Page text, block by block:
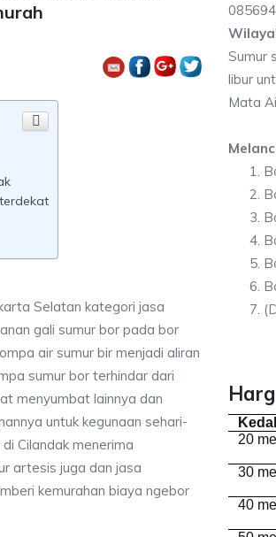
Selatan kategori jasa
gali sumur bor pada bor
air sumur bir menjadi aliran
sumur bor terhindar dari
menyumbat lainnya dan
untuk kegunaan sehari-
Cilandak menerima
artesis juga dan jasa
kemurahan biaya ngebor
Sumur
libur
Mata
20
30
40